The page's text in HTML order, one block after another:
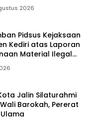
2026
Pidsus Kejaksaan
Kediri atas Laporan
Material Ilegal
PT. HASTARI JAYA
Jalin Silaturahmi
Barokah, Pererat